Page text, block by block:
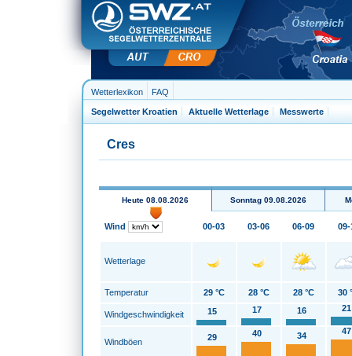
Wetterlexikon FAQ
Segelwetter Kroatien Aktuelle Wetterlage Messwerte
Cres
Heute 08.08.2026 Sonntag 09.08.2026
Wind 00-03 03-06 06-09 09-
Wetterlage
Temperatur 29 °C 28 °C 28 °C 30
Windgeschwindigkeit 15 17 16 21
Windböen 29 40 34 47